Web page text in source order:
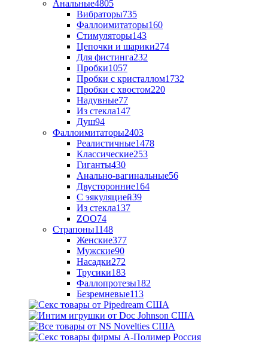
Анальные4805
Вибраторы735
Фаллоимитаторы160
Стимуляторы143
Цепочки и шарики274
Для фистинга232
Пробки1057
Пробки с кристаллом1732
Пробки с хвостом220
Надувные77
Из стекла147
Душ94
Фаллоимитаторы2403
Реалистичные1478
Классические253
Гиганты430
Анально-вагинальные56
Двусторонние164
С эякуляцией39
Из стекла137
ZOO74
Страпоны1148
Женские377
Мужские90
Насадки272
Трусики183
Фаллопротезы182
Безремневые113